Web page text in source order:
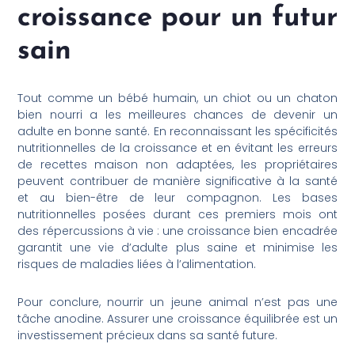
croissance pour un futur
sain
Tout comme un bébé humain, un chiot ou un chaton
bien nourri a les meilleures chances de devenir un
adulte en bonne santé. En reconnaissant les spécificités
nutritionnelles de la croissance et en évitant les erreurs
de recettes maison non adaptées, les propriétaires
peuvent contribuer de manière significative à la santé
et au bien-être de leur compagnon. Les bases
nutritionnelles posées durant ces premiers mois ont
des répercussions à vie : une croissance bien encadrée
garantit une vie d’adulte plus saine et minimise les
risques de maladies liées à l’alimentation.
Pour conclure, nourrir un jeune animal n’est pas une
tâche anodine. Assurer une croissance équilibrée est un
investissement précieux dans sa santé future.